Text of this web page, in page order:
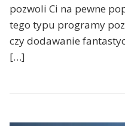
pozwoli Ci na pewne
tego typu programy
czy dodawanie
[…]